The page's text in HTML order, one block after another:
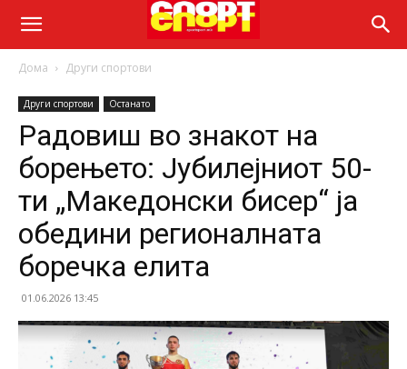
Дома Други спортови
Други спортови Останато
Радовиш во знакот на
борењето: Јубилејниот 50-
ти „Македонски бисер“ ја
обедини регионалната
боречка елита
01.06.2026 13:45